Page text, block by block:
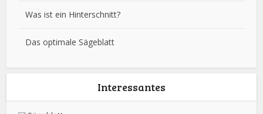
Was ist ein Hinterschnitt?
Das optimale Sägeblatt
Interessantes